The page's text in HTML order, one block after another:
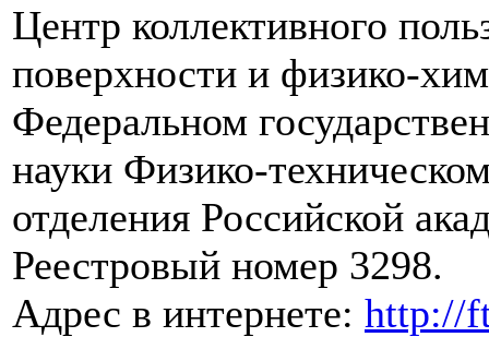
Центр коллективного
поверхности и физико-
Федеральном
науки Физико-
отделения Российской
Реестровый номер 3298.
Адрес в интернете: http://